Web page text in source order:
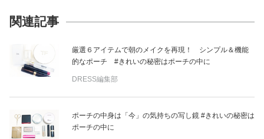
関連記事
厳選６アイテムで朝のメイクを再現！ シンプル＆機能
的なポーチ #きれいの秘密はポーチの中に
DRESS編集部
ポーチの中身は「今」の気持ちの写し鏡 #きれいの秘密は
ポーチの中に